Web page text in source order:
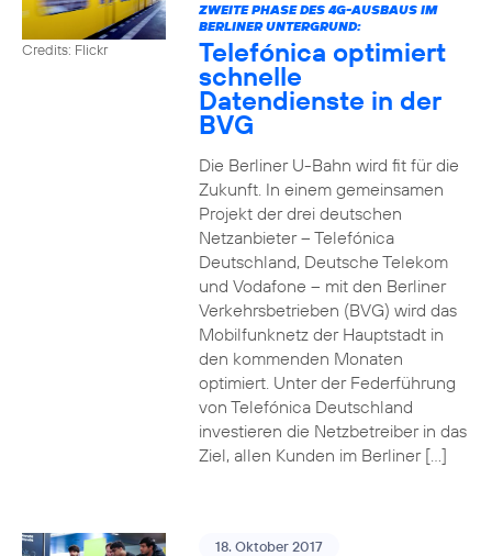
Credits: Flickr
ZWEITE PHASE DES 4G-AUSBAUS IM
BERLINER UNTERGRUND:
Telefónica optimiert
schnelle
Datendienste in der
BVG
Die Berliner U-Bahn wird fit für die
Zukunft. In einem gemeinsamen
Projekt der drei deutschen
Netzanbieter – Telefónica
Deutschland, Deutsche Telekom
und Vodafone – mit den Berliner
Verkehrsbetrieben (BVG) wird das
Mobilfunknetz der Hauptstadt in
den kommenden Monaten
optimiert. Unter der Federführung
von Telefónica Deutschland
investieren die Netzbetreiber in das
Ziel, allen Kunden im Berliner […]
18. Oktober 2017